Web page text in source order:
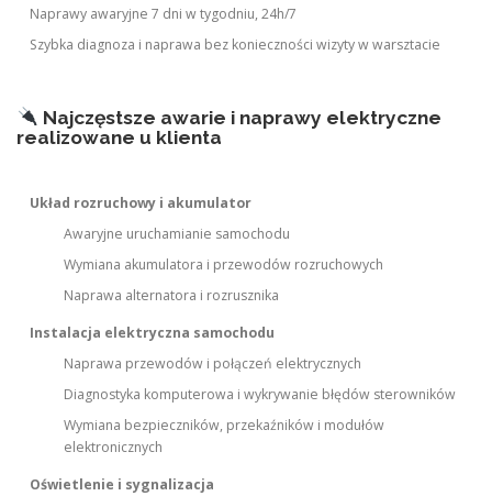
Naprawy awaryjne 7 dni w tygodniu, 24h/7
Szybka diagnoza i naprawa bez konieczności wizyty w warsztacie
Najczęstsze awarie i naprawy elektryczne
realizowane u klienta
Układ rozruchowy i akumulator
Awaryjne uruchamianie samochodu
Wymiana akumulatora i przewodów rozruchowych
Naprawa alternatora i rozrusznika
Instalacja elektryczna samochodu
Naprawa przewodów i połączeń elektrycznych
Diagnostyka komputerowa i wykrywanie błędów sterowników
Wymiana bezpieczników, przekaźników i modułów
elektronicznych
Oświetlenie i sygnalizacja